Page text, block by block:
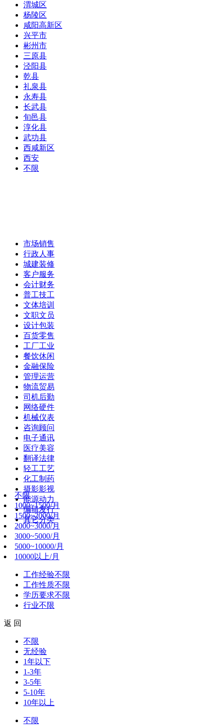
渭城区
杨陵区
咸阳高新区
兴平市
彬州市
三原县
泾阳县
乾县
礼泉县
永寿县
长武县
旬邑县
淳化县
武功县
西咸新区
西安
不限
市场销售
行政人事
城建装修
客户服务
会计财务
普工技工
文体培训
文职文员
设计包装
百货零售
工厂工业
餐饮休闲
金融保险
管理运营
物流贸易
司机后勤
网络硬件
机械仪表
咨询顾问
电子通讯
医疗美容
翻译法律
轻工工艺
化工制药
摄影影视
能源动力
编辑发行
其它分类
不限
1000~1500/月
1500~2000/月
2000~3000/月
3000~5000/月
5000~10000/月
10000以上/月
工作经验不限
工作性质不限
学历要求不限
行业不限
返 回
不限
无经验
1年以下
1-3年
3-5年
5-10年
10年以上
不限